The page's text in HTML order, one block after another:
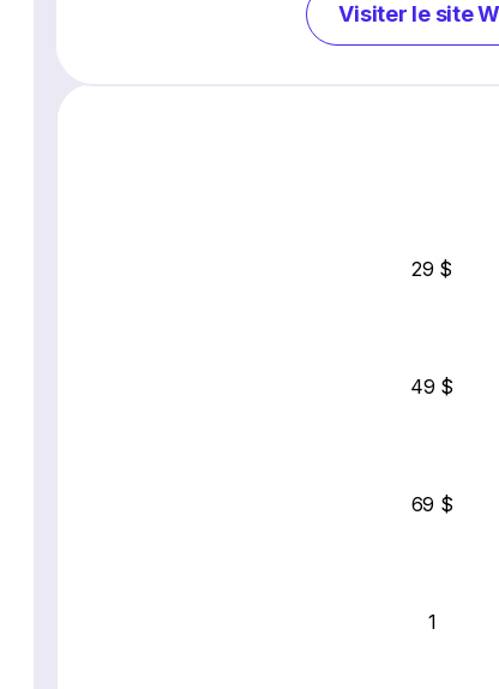
Visiter le site
29 $
49 $
69 $
1